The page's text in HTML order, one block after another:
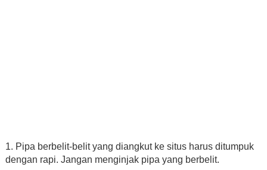
1. Pipa berbelit-belit yang diangkut ke situs harus ditumpuk
dengan rapi. Jangan menginjak pipa yang berbelit.